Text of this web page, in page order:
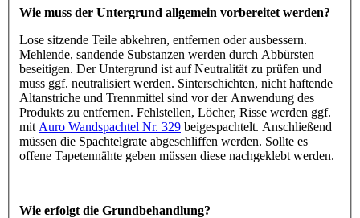
Wie muss der Untergrund allgemein vorbereitet werden?
Lose sitzende Teile abkehren, entfernen oder ausbessern.
Mehlende, sandende Substanzen werden durch Abbürsten
beseitigen. Der Untergrund ist auf Neutralität zu prüfen und
muss ggf. neutralisiert werden. Sinterschichten, nicht haftende
Altanstriche und Trennmittel sind vor der Anwendung des
Produkts zu entfernen. Fehlstellen, Löcher, Risse werden ggf.
mit Auro Wandspachtel Nr. 329 beigespachtelt. Anschließend
müssen die Spachtelgrate abgeschliffen werden. Sollte es
offene Tapetennähte geben müssen diese nachgeklebt werden.
Wie erfolgt die Grundbehandlung?